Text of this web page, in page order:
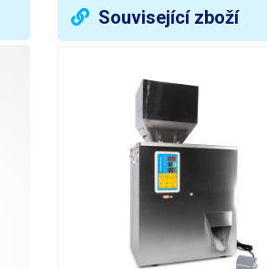
Hmotnost
Váha balení [kg]:
Související zboží